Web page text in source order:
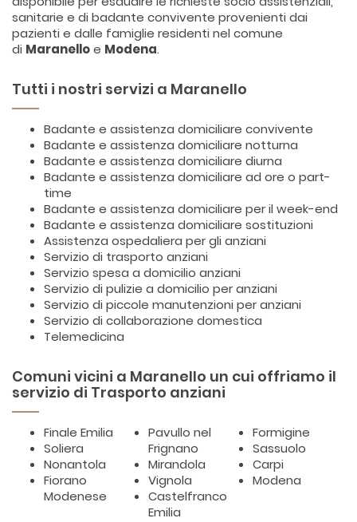
sanitarie e di badante convivente provenienti dai
pazienti e dalle famiglie residenti nel comune
di Maranelloe Modena.
Tutti i nostri servizi a Maranello
Badante e assistenza domiciliare convivente
Badante e assistenza domiciliare notturna
Badante e assistenza domiciliare diurna
Badante e assistenza domiciliare ad ore o part-
time
Badante e assistenza domiciliare per il week-end
Badante e assistenza domiciliare sostituzioni
Assistenza ospedaliera per gli anziani
Servizio di trasporto anziani
Servizio spesa a domicilio anziani
Servizio di pulizie a domicilio per anziani
Servizio di piccole manutenzioni per anziani
Servizio di collaborazione domestica
Telemedicina
Comuni vicini a Maranello un cui offriamo il
servizio di Trasporto anziani
Finale Emilia
Soliera
Nonantola
Fiorano
Modenese
Pavullo nel
Frignano
Mirandola
Vignola
Castelfranco
Emilia
Formigine
Sassuolo
Carpi
Modena